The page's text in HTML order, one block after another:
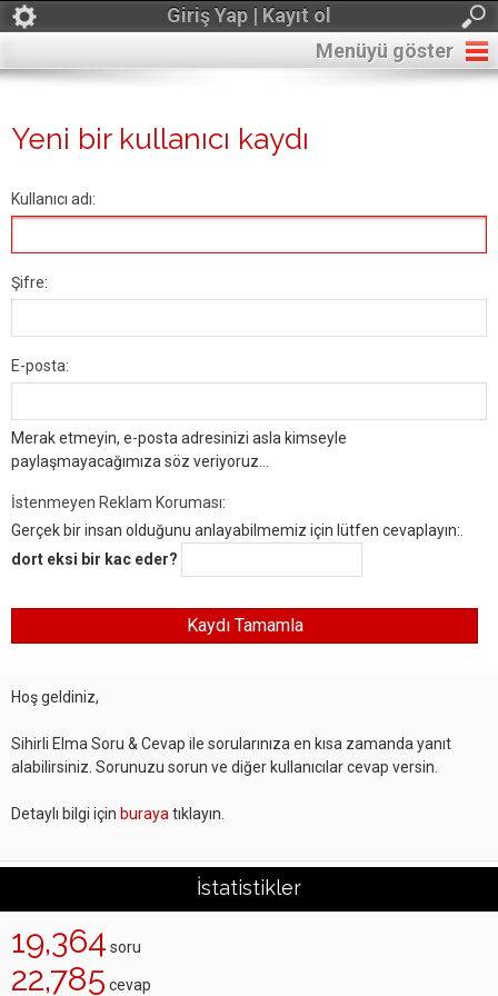
Giriş Yap | Kayıt ol
Menüyü göster
Yeni bir kullanıcı kaydı
Kullanıcı adı:
Şifre:
E-posta:
Merak etmeyin, e-posta adresinizi asla kimseyle
paylaşmayacağımıza söz veriyoruz...
İstenmeyen Reklam Koruması:
Gerçek bir insan olduğunu anlayabilmemiz için lütfen cevaplayın:.
dort eksi bir kac eder?
Hoş geldiniz,
Sihirli Elma Soru & Cevap ile sorularınıza en kısa zamanda yanıt
alabilirsiniz. Sorunuzu sorun ve diğer kullanıcılar cevap versin.
Detaylı bilgi için buraya tıklayın.
İstatistikler
19,364 soru
22,785 cevap